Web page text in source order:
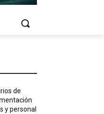
de
y personal